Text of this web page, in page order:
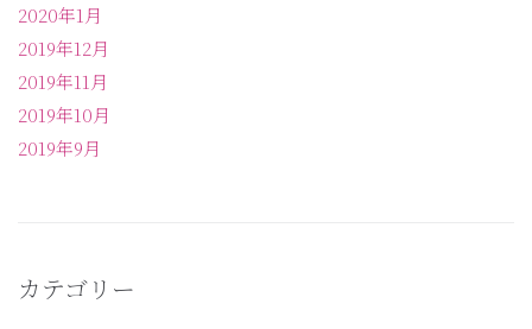
2020年1月
2019年12月
2019年11月
2019年10月
2019年9月
カテゴリー